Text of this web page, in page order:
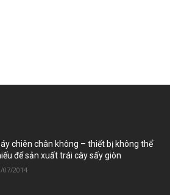
chiên chân không – thiết bị không thể
để sản xuất trái cây sấy giòn
07/2014